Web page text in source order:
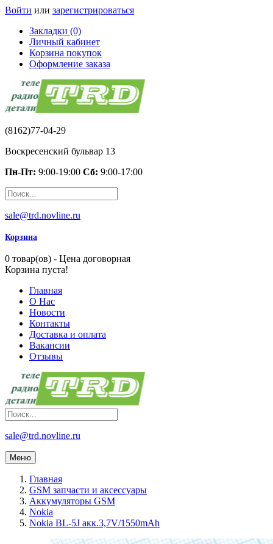
Войти или зарегистрироваться
Закладки (0)
Личный кабинет
Корзина покупок
Оформление заказа
(8162)77-04-29
Воскресенский бульвар 13
Пн-Пт: 9:00-19:00 Сб: 9:00-17:00
sale@trd.novline.ru
Корзина
0 товар(ов) - Цена договорная
Корзина пуста!
Главная
О Нас
Новости
Контакты
Доставка и оплата
Вакансии
Отзывы
sale@trd.novline.ru
Меню
Главная
GSM запчасти и аксессуары
Аккумуляторы GSM
Nokia
Nokia BL-5J акк.3,7V/1550mAh